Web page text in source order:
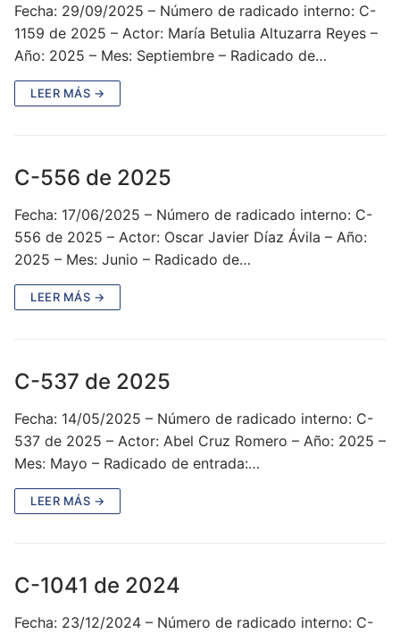
Fecha: 29/09/2025 – Número de radicado interno: C-
1159 de 2025 – Actor: María Betulia Altuzarra Reyes –
Año: 2025 – Mes: Septiembre – Radicado de…
LEER MÁS →
C-556 de 2025
Fecha: 17/06/2025 – Número de radicado interno: C-
556 de 2025 – Actor: Oscar Javier Díaz Ávila – Año:
2025 – Mes: Junio – Radicado de…
LEER MÁS →
C-537 de 2025
Fecha: 14/05/2025 – Número de radicado interno: C-
537 de 2025 – Actor: Abel Cruz Romero – Año: 2025 –
Mes: Mayo – Radicado de entrada:…
LEER MÁS →
C-1041 de 2024
Fecha: 23/12/2024 – Número de radicado interno: C-